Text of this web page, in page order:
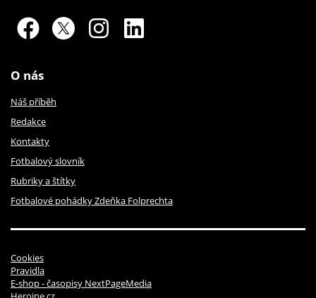
O nás
Náš příběh
Redakce
Kontakty
Fotbalový slovník
Rubriky a štítky
Fotbalové pohádky Zdeňka Folprechta
Cookies
Pravidla
E-shop - časopisy NextPageMedia